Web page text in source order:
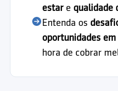
estare qualidade
Entenda os
oportunidades
hora de cobrar